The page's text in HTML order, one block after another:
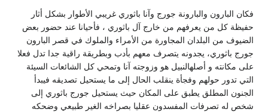
فكان البارون والبارونة جورج وآنا باثوري غريبي الأطوار بشكل أثار
حفيظة كل من يعرفهم من خارج آل باثوري ، فأحيانا عند حضور بعض
الضيوف من البلدان المجاورة من الأمراء والملوك في قصر البارون
جورج باثوري، يجدونه يتصرف معهم بأدب وبطريقة راقية جدا تدل فعلا
على مكانته و أصلهالنبيل هو وزوجته آنا وتمحي كل الشائعات السيئة
التي تدور حولهم وفجأة ينقلب الحال إلى ما يستحيل تصديقه فيبدأ
الجنون المطلق يطبق على المكان حيث يستحيل جورج باثوري إلى
شخص له تصرفات المفسدون عقليا بصراخه الغير طبيعي وضحكه